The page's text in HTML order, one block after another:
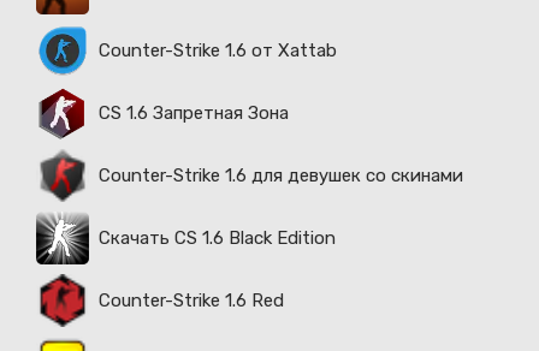
Counter-Strike 1.6 от Xattab
CS 1.6 Запретная Зона
Counter-Strike 1.6 для девушек со скинами
Скачать CS 1.6 Black Edition
Counter-Strike 1.6 Red